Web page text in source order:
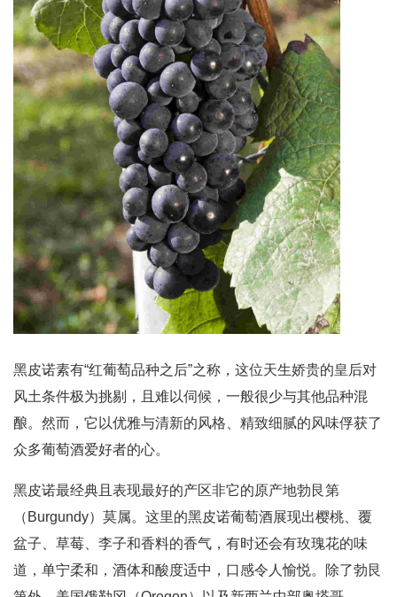
黑皮诺素有“红葡萄品种之后”之称，这位天生娇贵的皇后对
风土条件极为挑剔，且难以伺候，一般很少与其他品种混
酿。然而，它以优雅与清新的风格、精致细腻的风味俘获了
众多葡萄酒爱好者的心。
黑皮诺最经典且表现最好的产区非它的原产地勃艮第
（Burgundy）莫属。这里的黑皮诺葡萄酒展现出樱桃、覆
盆子、草莓、李子和香料的香气，有时还会有玫瑰花的味
道，单宁柔和，酒体和酸度适中，口感令人愉悦。除了勃艮